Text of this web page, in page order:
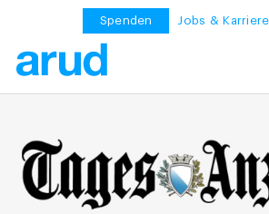
Spenden Jobs & Karriere